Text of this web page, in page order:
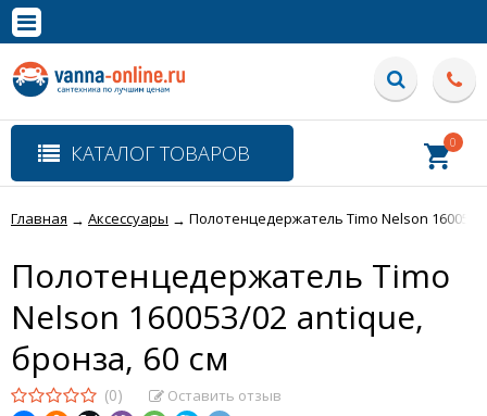
Полная версия сайта
КАТАЛОГ ТОВАРОВ 0
Главная → Аксессуары → Полотенцедержатель Timo Nelson
Полотенцедержатель Timo
Nelson 160053/02 antique,
бронза, 60 см
(0) Оставить отзыв